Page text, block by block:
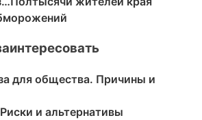
для общества. Причины и
и альтернативы